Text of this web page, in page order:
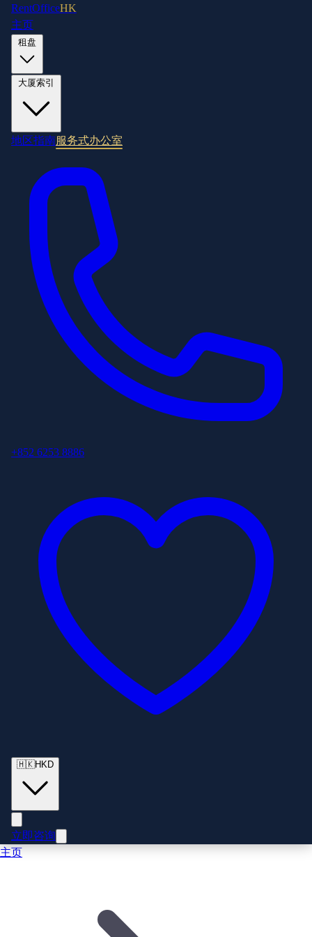
RentOfficeHK
主页
地区指南服务式办公室
+852 6253 8886
🇭🇰HKD
立即咨询
主页